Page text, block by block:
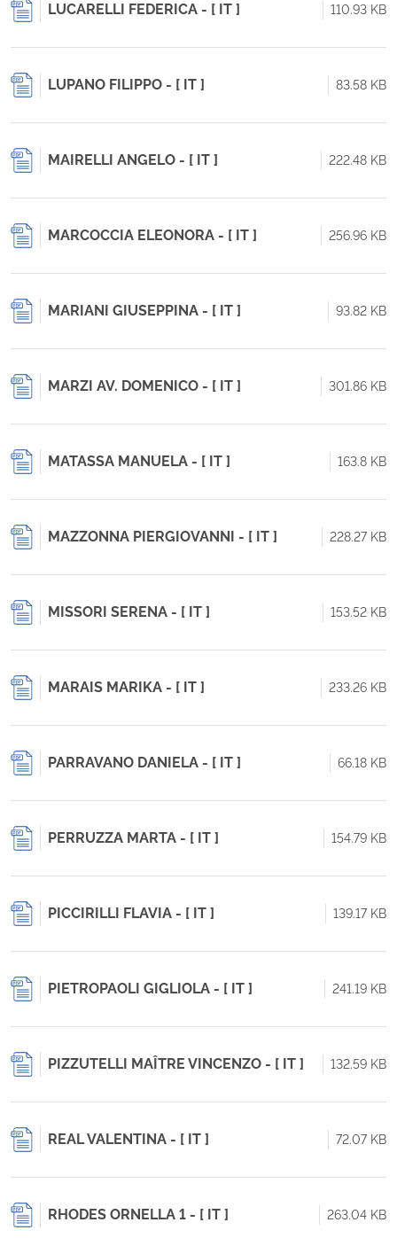
LUCARELLI FEDERICA - [ IT ] 110.93 KB
LUPANO FILIPPO - [ IT ] 83.58 KB
MAIRELLI ANGELO - [ IT ] 222.48 KB
MARCOCCIA ELEONORA - [ IT ] 256.96 KB
MARIANI GIUSEPPINA - [ IT ] 93.82 KB
MARZI AV. DOMENICO - [ IT ] 301.86 KB
MATASSA MANUELA - [ IT ] 163.8 KB
MAZZONNA PIERGIOVANNI - [ IT ] 228.27 KB
MISSORI SERENA - [ IT ] 153.52 KB
MARAIS MARIKA - [ IT ] 233.26 KB
PARRAVANO DANIELA - [ IT ] 66.18 KB
PERRUZZA MARTA - [ IT ] 154.79 KB
PICCIRILLI FLAVIA - [ IT ] 139.17 KB
PIETROPAOLI GIGLIOLA - [ IT ] 241.19 KB
PIZZUTELLI MAÎTRE VINCENZO - [ IT ] 132.59 KB
REAL VALENTINA - [ IT ] 72.07 KB
RHODES ORNELLA 1 - [ IT ] 263.04 KB